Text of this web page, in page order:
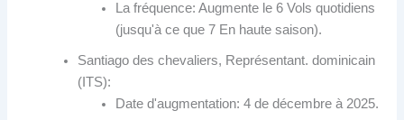
La fréquence: Augmente le 6 Vols quotidiens
(jusqu'à ce que 7 En haute saison).
Santiago des chevaliers, Représentant. dominicain
(ITS):
Date d'augmentation: 4 de décembre à 2025.